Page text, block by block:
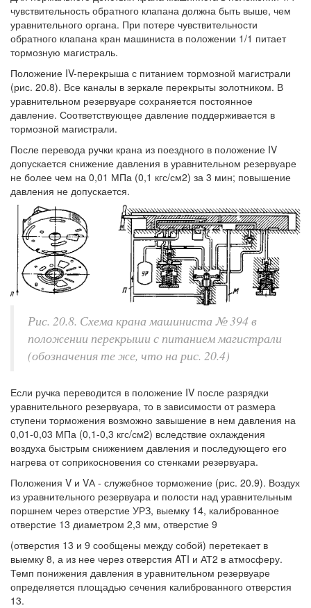
чувствительность обратного клапана должна быть выше, чем
уравнительного органа. При потере чувствительности
обратного клапана кран машиниста в положении 1/1 питает
тормозную магистраль.
Положение IV-перекрыша с питанием тормозной магистрали
(рис. 20.8). Все каналы в зеркале перекрыты золотником. В
уравнительном резервуаре сохраняется постоянное
давление. Соответствующее давление поддерживается в
тормозной магистрали.
После перевода ручки крана из поездного в положение IV
допускается снижение давления в уравнительном резервуаре
не более чем на 0,01 МПа (0,1 кгс/см2) за 3 мин; повышение
давления не допускается.
Рис. 20.8. Схема крана машиниста № 394 в
положении перекрыши с питанием магистрали
(обозначения те же, что на рис. 20.4)
Если ручка переводится в положение IV после разрядки
уравнительного резервуара, то в зависимости от размера
ступени торможения возможно завышение в нем давления на
0,01-0,03 МПа (0,1-0,3 кгс/см2) вследствие охлаждения
воздуха быстрым снижением давления и последующего его
нагрева от соприкосновения со стенками резервуара.
Положения V и VА - служебное торможение (рис. 20.9). Воздух
из уравнительного резервуара и полости над уравнительным
поршнем через отверстие УРЗ, выемку 14, калиброванное
отверстие 13 диаметром 2,3 мм, отверстие 9
(отверстия 13 и 9 сообщены между собой) перетекает в
выемку 8, а из нее через отверстия ATI и АТ2 в атмосферу.
Темп понижения давления в уравнительном резервуаре
определяется площадью сечения калиброванного отверстия
13.